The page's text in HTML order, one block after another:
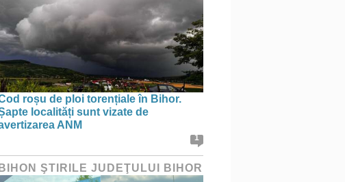
roșu de ploi torențiale în Bihor.
localități sunt vizate de
ANM
1
BIHON ŞTIRILE JUDEŢULUI BIHOR